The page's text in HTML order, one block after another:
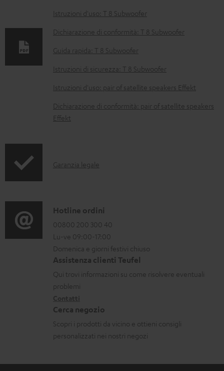
m
e
n
s
i
b
l
i
Istruzioni d'uso: T 8 Subwoofer
Dichiarazione di conformità: T 8 Subwoofer
Guida rapida: T 8 Subwoofer
Istruzioni di sicurezza: T 8 Subwoofer
Istruzioni d'uso: pair of satellite speakers Effekt
Dichiarazione di conformità: pair of satellite speakers
Effekt
I
o
r
m
a
z
i
n
i
a
Garanzia legale
C
o
n
t
a
t
i
Hotline ordini
00800 200 300 40
Lu-ve 09:00-17:00
Domenica e giorni festivi chiuso
Assistenza clienti Teufel
Qui trovi informazioni su come risolvere eventuali
problemi
Cerca negozio
Scopri i prodotti da vicino e ottieni consigli
personalizzati nei nostri negozi